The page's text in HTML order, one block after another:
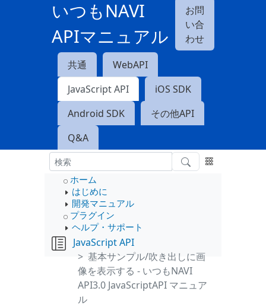
いつもNAVI
APIマニュアル
お問
い合
わせ
共通
WebAPI
JavaScript API
iOS SDK
Android SDK
その他API
Q&A
ホーム
はじめに
開発マニュアル
プラグイン
ヘルプ・サポート
JavaScript API
基本サンプル/吹き出しに画
像を表示する - いつもNAVI
API3.0 JavaScriptAPI マニュア
ル